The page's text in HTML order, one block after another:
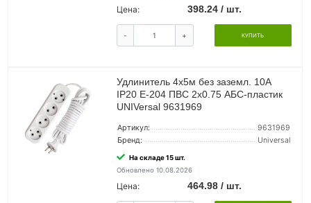
Цена: 398.24 / шт.
- + КУПИТЬ
Удлинитель 4х5м без заземл. 10А
IP20 Е-204 ПВС 2х0.75 АБС-пластик
UNIVersal 9631969
Артикул:
9631969
Бренд:
Universal
На складе 15 шт.
Обновлено 10.08.2026
Цена: 464.98 / шт.